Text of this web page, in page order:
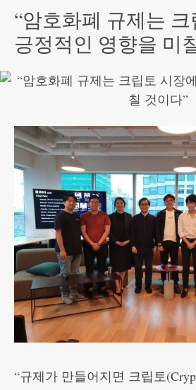
Contact
“암호화폐 규제는
긍정적인 영향을 미
“규제가 만들어지면 크립토